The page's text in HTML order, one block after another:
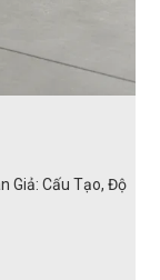
Giả: Cấu Tạo, Độ